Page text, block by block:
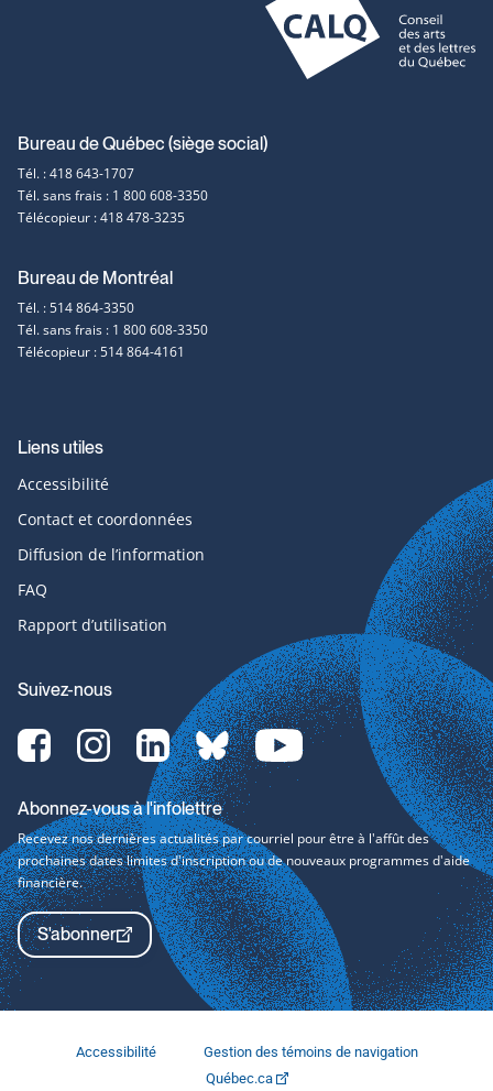
Coordonnées
et
contact
Bureau de Québec (siège social)
Tél. : 418 643-1707
Tél. sans frais : 1 800 608-3350
Télécopieur : 418 478-3235
Bureau de Montréal
Tél. : 514 864-3350
Tél. sans frais : 1 800 608-3350
Télécopieur : 514 864-4161
Liens utiles
Accessibilité
Contact et coordonnées
Diffusion de l’information
FAQ
Rapport d’utilisation
Suivez-nous
Facebook-
svg
Instagram-
svg
LinkedIn-
svg
bluesky-
svg
YouTube-
svg
Abonnez-vous à l'infolettre
Recevez nos dernières actualités par courriel pour être à l'affût des
prochaines dates limites d'inscription ou de nouveaux programmes d'aide
financière.
S'abonner
Accessibilité
Gestion des témoins de navigation
Québec.ca